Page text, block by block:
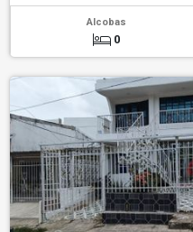
Alcobas
0